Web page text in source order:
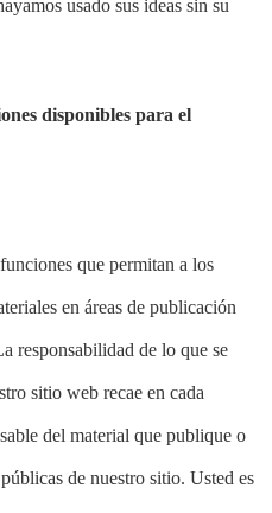
usado sus ideas sin su
disponibles para el
que permitan a los
en áreas de publicación
responsabilidad de lo que se
sitio web recae en cada
del material que publique o
de nuestro sitio. Usted es